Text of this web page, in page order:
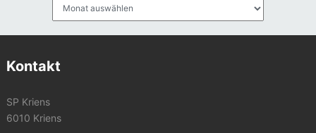
Kontakt
SP Kriens
6010 Kriens